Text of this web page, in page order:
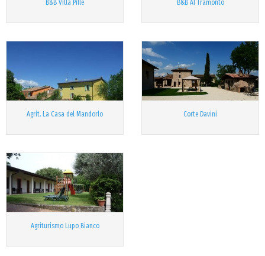
B&B Villa Pille B&B Al Tramonto
Agrit. La Casa del Mandorlo Corte Davini
Agriturismo Lupo Bianco